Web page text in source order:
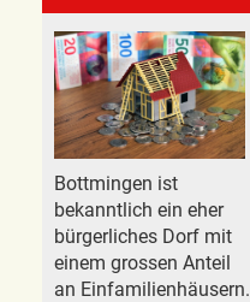
Bottmingen ist
bekanntlich ein eher
bürgerliches Dorf mit
einem grossen Anteil
an Einfamilienhäusern.